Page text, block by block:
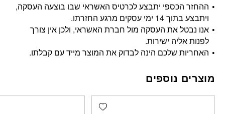
ההחזר הכספי יתבצע לכרטיס האשראי שבו בוצעה העסקה,
ויתבצע בתוך 14 ימי עסקים מרגע החזרתו.
אנו נבטל את העסקה מול חברת האשראי, ולכן אין צורך
לפנות אליה ישירות.
האחריות שלכם הינה לבדוק את המוצר מייד עם קבלתו.
מוצרים נוספים
Add wishlist